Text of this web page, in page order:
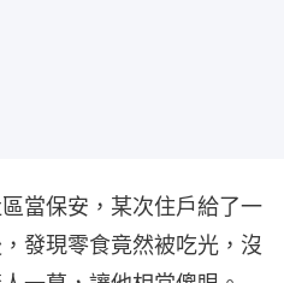
當保安，某次住戶給了一
發現零食竟然被吃光，沒